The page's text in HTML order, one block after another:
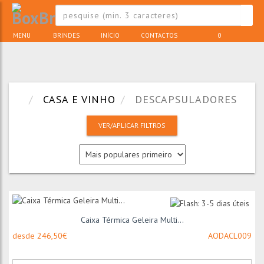
MENU BRINDES INÍCIO CONTACTOS 0
CASA E VINHO DESCAPSULADORES
VER/APLICAR FILTROS
Caixa Térmica Geleira Multi...
desde 246,50€
AODACL009